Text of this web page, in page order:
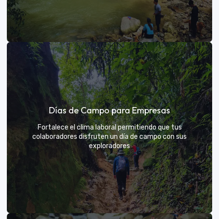
Días de sol
Un respiro campestre diseñado para el descanso y la
diversión de todos
VER MÁS
Días de Campo para Empresas
Fortalece el clima laboral permitiendo que tus
colaboradores disfruten un día de campo con sus
exploradores